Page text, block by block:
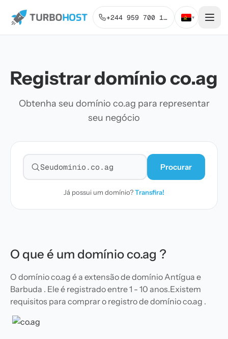
+244 959 700 131 ▾
Registrar domínio co.ag
Obtenha seu domínio co.ag para representar
seu negócio
Pesquisar domínio
Procurar
Já possui um domínio?Transfira!
O que é um domínio co.ag ?
O domínio co.ag é a extensão de domínio Antígua e
Barbuda . Ele é registrado entre 1 - 10 anos.Existem
requisitos para comprar o registro de domínio co.ag .